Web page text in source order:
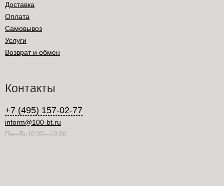
Доставка
Оплата
Самовывоз
Услуги
Возврат и обмен
Контакты
+7 (495) 157-02-77
inform@100-bt.ru
Пн—Вс10:00—19:00